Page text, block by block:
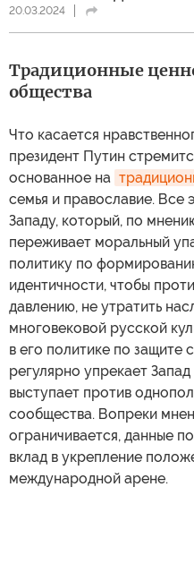
20.03.2024
Традиционные
общества
Что касается
президент Путин
основанное на
семья и православие. Все
Западу, который, по
переживает моральный
политику по
идентичности, чтобы
давлению, не утратить
многовековой русской
в его политике по защите
регулярно упрекает
выступает против
сообщества. Вопреки
ограничивается, данные
вклад в укрепление
международной арене.